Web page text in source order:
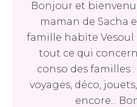
Bonjour et
maman de Sacha
famille habite
tout ce qui
conso des familles
voyages, déco,
encore...